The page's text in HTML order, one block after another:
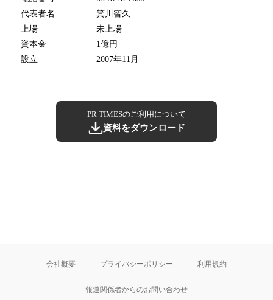
代表者名
箕川智久
上場
未上場
資本金
1億円
設立
2007年11月
PR TIMESのご利用について
資料をダウンロード
会社概要 プライバシーポリシー 利用規約
報道関係者からのお問い合わせ